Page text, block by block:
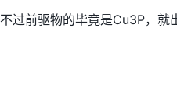
前驱物的毕竟是Cu3P，就